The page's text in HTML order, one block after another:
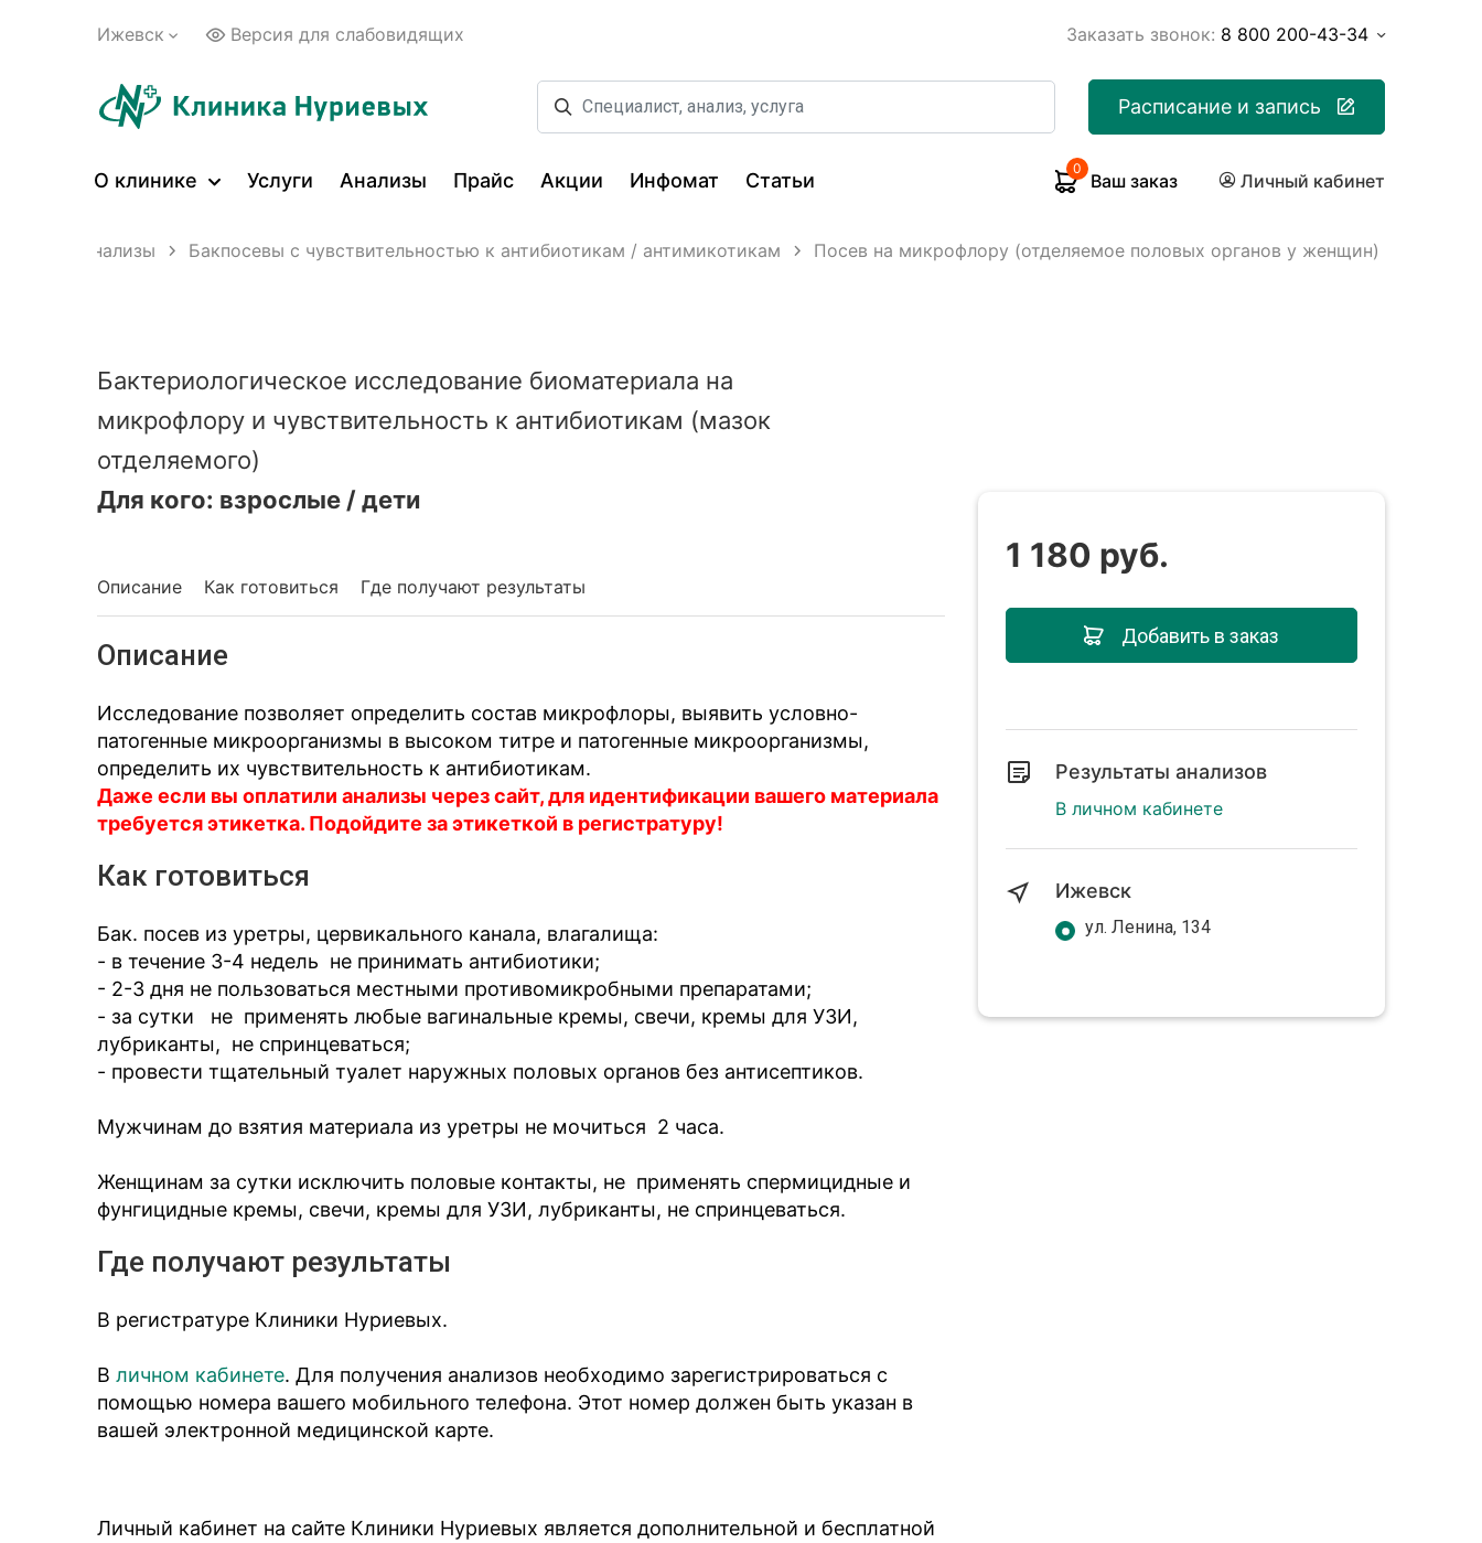
Ижевск Версия для слабовидящих Заказать звонок: 8 800 200-43-34
Расписание и запись
О клинике Услуги Анализы Прайс Акции Инфомат Статьи
0
Ваш заказ Личный кабинет
Анализы Бакпосевы с чувствительностью к антибиотикам / антимикотикам Посев на микрофлору (отделяемое половых органов у женщин)
Бактериологическое исследование биоматериала на
микрофлору и чувствительность к антибиотикам (мазок
отделяемого)
Для кого: взрослые / дети
Описание Как готовиться Где получают результаты
Описание
Исследование позволяет определить состав микрофлоры, выявить условно-
патогенные микроорганизмы в высоком титре и патогенные микроорганизмы,
определить их чувствительность к антибиотикам.
Даже если вы оплатили анализы через сайт, для идентификации вашего материала
требуется этикетка. Подойдите за этикеткой в регистратуру!
Как готовиться
Бак. посев из уретры, цервикального канала, влагалища:
- в течение 3-4 недель не принимать антибиотики;
- 2-3 дня не пользоваться местными противомикробными препаратами;
- за сутки не применять любые вагинальные кремы, свечи, кремы для УЗИ,
лубриканты, не спринцеваться;
- провести тщательный туалет наружных половых органов без антисептиков.
Мужчинам до взятия материала из уретры не мочиться 2 часа.
Женщинам за сутки исключить половые контакты, не применять спермицидные и
фунгицидные кремы, свечи, кремы для УЗИ, лубриканты, не спринцеваться.
Где получают результаты
В регистратуре Клиники Нуриевых.
В личном кабинете. Для получения анализов необходимо зарегистрироваться с
помощью номера вашего мобильного телефона. Этот номер должен быть указан в
вашей электронной медицинской карте.
Личный кабинет на сайте Клиники Нуриевых является дополнительной и бесплатной
1 180 руб.
Добавить в заказ
Результаты анализов
В личном кабинете
Ижевск
ул. Ленина, 134